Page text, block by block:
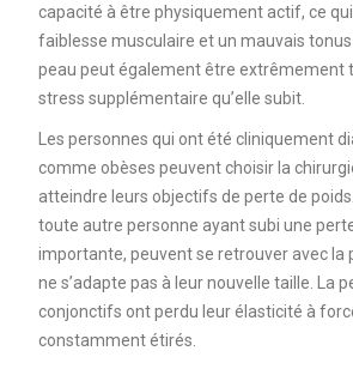
capacité à être physiquement actif, ce
faiblesse musculaire et un mauvais
peau peut également être extrêmement
stress supplémentaire qu’elle subit.
Les personnes qui ont été cliniquement
comme obèses peuvent choisir la
atteindre leurs objectifs de perte de
toute autre personne ayant subi une
importante, peuvent se retrouver avec la
ne s’adapte pas à leur nouvelle taille. La
conjonctifs ont perdu leur élasticité à
constamment étirés.